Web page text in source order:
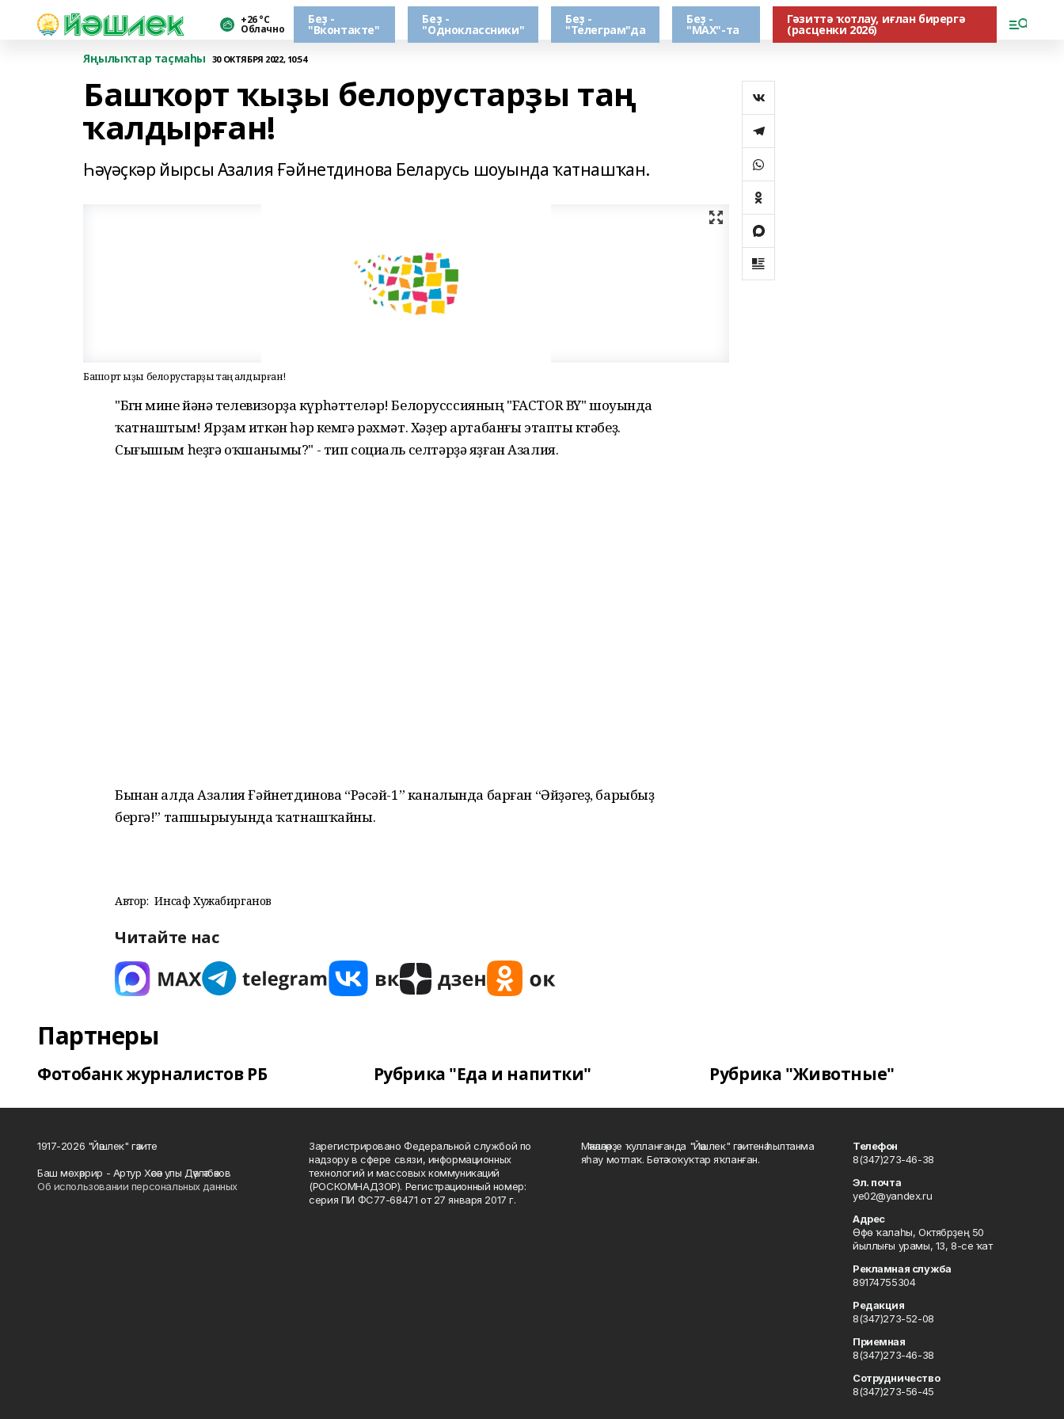
+26 °С
Облачно
Беҙ -
"Вконтакте"
Беҙ -
"Одноклассники"
Беҙ -
"Телеграм"да
Беҙ -
"МАХ"-та
Гәзиттә ҡотлау, иғлан бирергә
(расценки 2026)
Яңылыҡтар таҫмаһы 30 ОКТЯБРЯ 2022, 10:54
Башҡорт ҡыҙы белорустарҙы таң
ҡалдырған!
Һәүәҫкәр йырсы Азалия Ғәйнетдинова Беларусь шоуында ҡатнашҡан.
Башҡорт ҡыҙы белорустарҙы таң ҡалдырған!
"Бөгөн мине йәнә телевизорҙа күрһәттеләр! Белорусссияның "FACTOR BY" шоуында
ҡатнаштым! Ярҙам иткән һәр кемгә рәхмәт. Хәҙер артабанғы этапты көтәбеҙ.
Сығышым һеҙгә оҡшанымы?" - тип социаль селтәрҙә яҙған Азалия.
Бынан алда Азалия Ғәйнетдинова “Рәсәй-1” каналында барған “Әйҙәгеҙ, барыбыҙ
бергә!” тапшырыуында ҡатнашҡайны.
Автор: Инсаф Хужабирганов
Читайте нас
Партнеры
Фотобанк журналистов РБ Рубрика "Еда и напитки" Рубрика "Животные"
1917-2026 "Йәшлек" гәзите
Баш мөхәррир - Артур Хәсән улы Дәүләтбәков
Об использовании персональных данных
Зарегистрировано Федеральной службой по
надзору в сфере связи, информационных
технологий и массовых коммуникаций
(РОСКОМНАДЗОР). Регистрационный номер:
серия ПИ ФС77-68471 от 27 января 2017 г.
Мәҡәләләрҙе ҡулланғанда "Йәшлек" гәзитенә һылтанма
яһау мотлаҡ. Бөтә хоҡуҡтар яҡланған.
Телефон
8(347)273-46-38
Эл. почта
ye02@yandex.ru
Адрес
Өфө ҡалаһы, Октябрҙең 50
йыллығы урамы, 13, 8-се ҡат
Рекламная служба
89174755304
Редакция
8(347)273-52-08
Приемная
8(347)273-46-38
Сотрудничество
8(347)273-56-45